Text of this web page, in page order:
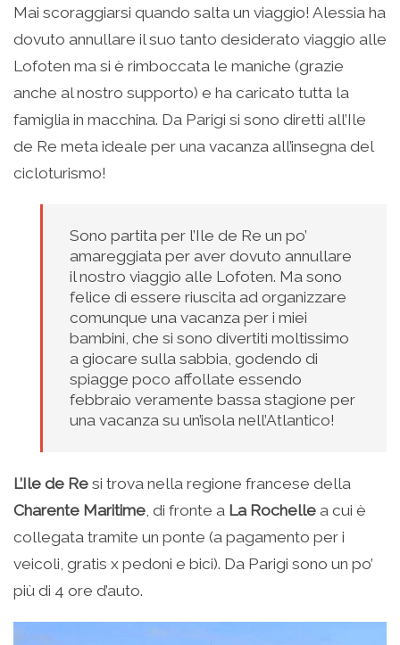
su
Facebook
(Si
apre
una
nuova
finestra)
condividere
su
Twitter
(Si
in
una
nuova
finestra)
condividere
su
Google+
(Si
in
una
finestra)
condividere
su
LinkedIn
(Si
in
una
nuova
finestra)
stampare
(Si
apre
in
nuova
finestra)
Mai scoraggiarsi quando salta un viaggio! Alessia ha
dovuto annullare il suo tanto desiderato viaggio alle
Lofoten ma si è rimboccata le maniche (grazie
anche al nostro supporto) e ha caricato tutta la
famiglia in macchina. Da Parigi si sono diretti all’Ile
de Re meta ideale per una vacanza all’insegna del
cicloturismo!
Sono partita per l’Ile de Re un po’
amareggiata per aver dovuto annullare
il nostro viaggio alle Lofoten. Ma sono
felice di essere riuscita ad organizzare
comunque una vacanza per i miei
bambini, che si sono divertiti moltissimo
a giocare sulla sabbia, godendo di
spiagge poco affollate essendo
febbraio veramente bassa stagione per
una vacanza su un’isola nell’Atlantico!
L’Ile de Re si trova nella regione francese della
Charente Maritime , di fronte a La Rochelle a cui è
collegata tramite un ponte (a pagamento per i
veicoli, gratis x pedoni e bici). Da Parigi sono un po’
più di 4 ore d’auto.